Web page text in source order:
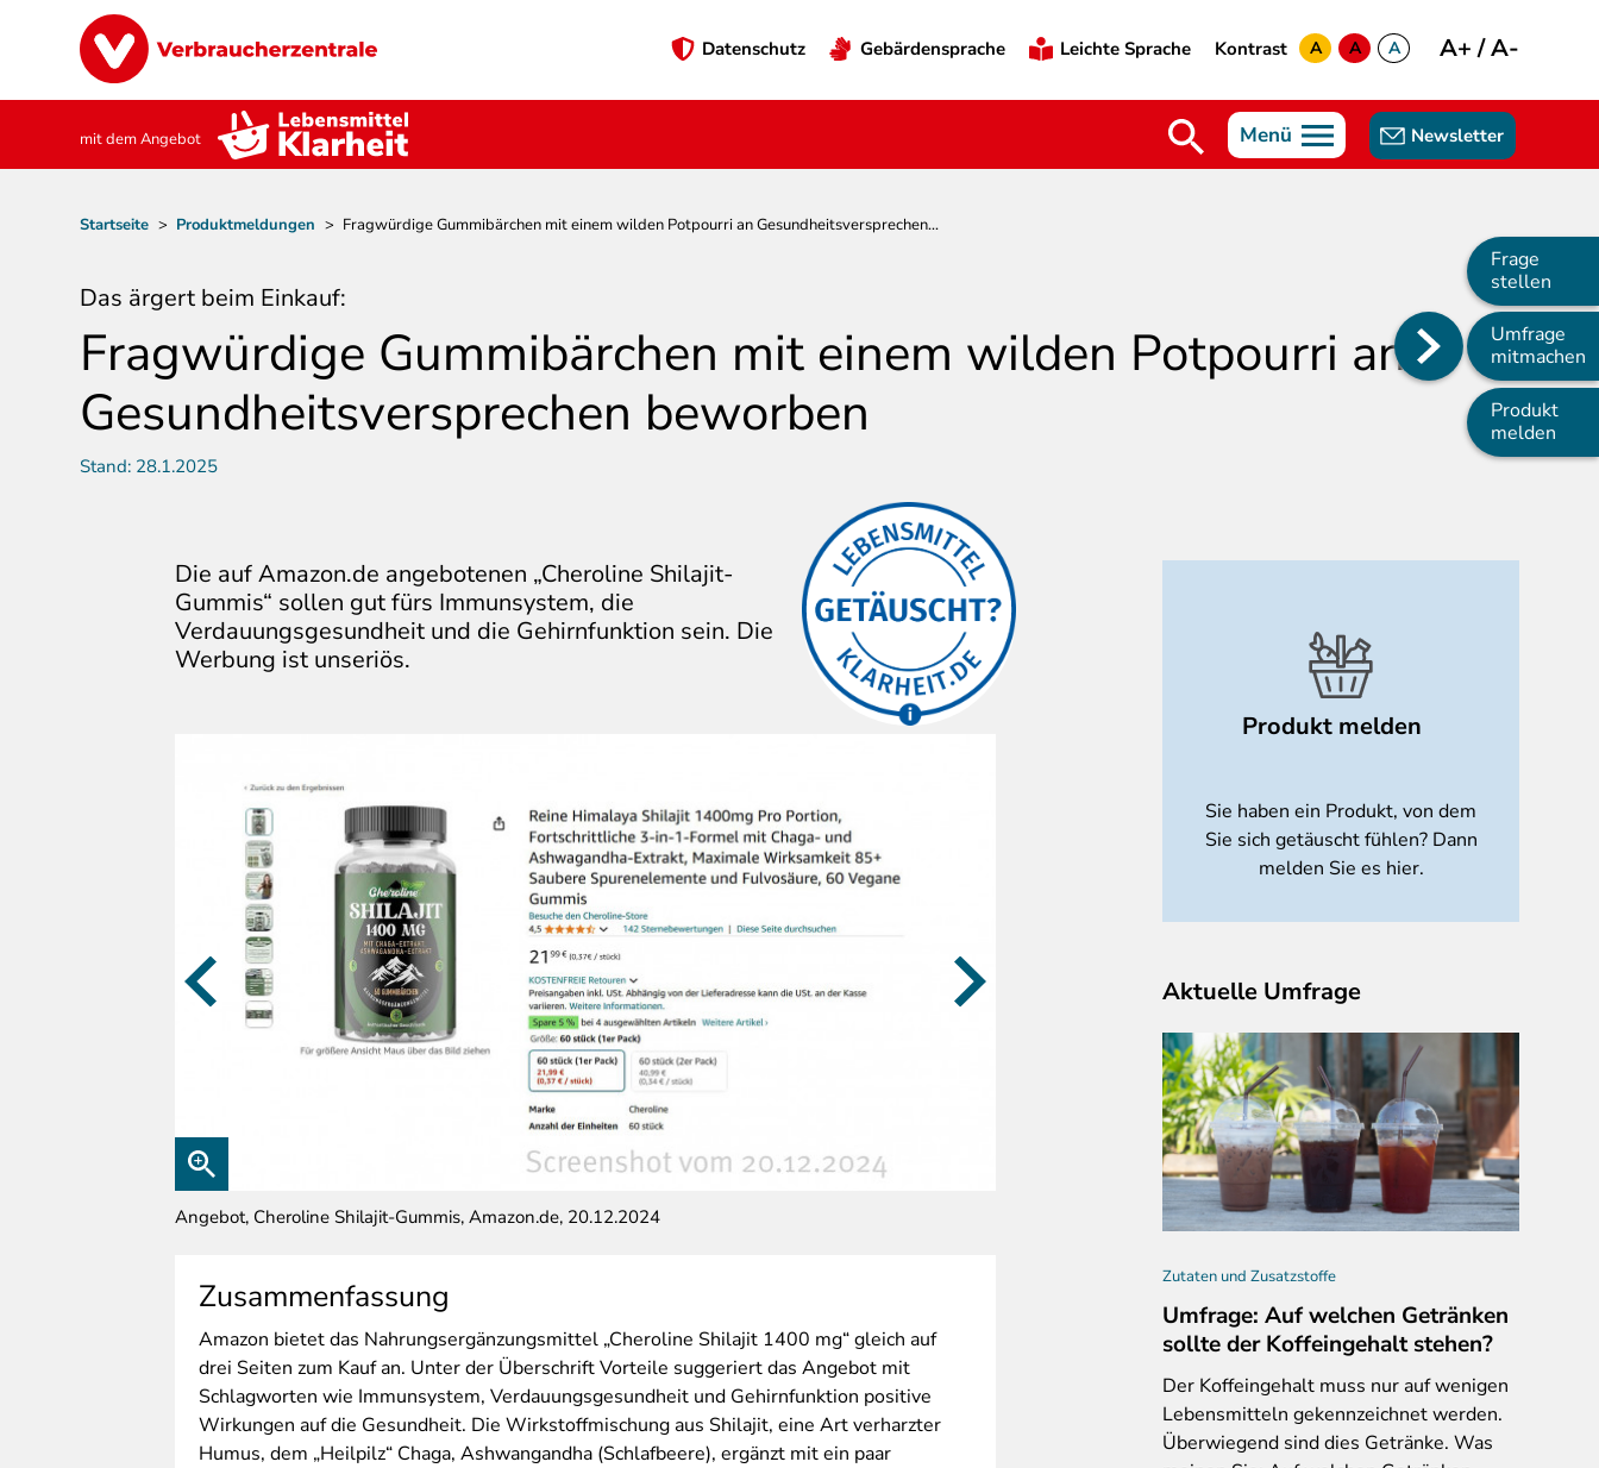
Image
Preheader
Datenschutz Gebärdensprache Leichte Sprache Kontrast
A
A
A
A+/A-
mit dem Angebot Menü Newsletter
Pfadnavigation
Startseite > Produktmeldungen > Fragwürdige Gummibärchen mit einem wilden Potpourri an Gesundheitsversprechen...
Main
navigation
Frage
stellen
Umfrage
mitmachen
Produkt
melden
Das ärgert beim Einkauf:
Fragwürdige Gummibärchen mit einem wilden Potpourri an
Gesundheitsversprechen beworben
Stand: 28.1.2025
Die auf Amazon.de angebotenen „Cheroline Shilajit-
Gummis“ sollen gut fürs Immunsystem, die
Verdauungsgesundheit und die Gehirnfunktion sein. Die
Werbung ist unseriös.
Über diese
Aussagen/Bilder ärgern
sich Verbraucher:innen.
Angebot, Cheroline Shilajit-Gummis, Amazon.de, 20.12.2024 Vorteile, Cheroline Shilajit-Gummis, Amazon.de, 20.12.2024
Zusammenfassung
Amazon bietet das Nahrungsergänzungsmittel „Cheroline Shilajit 1400 mg“ gleich auf
drei Seiten zum Kauf an. Unter der Überschrift Vorteile suggeriert das Angebot mit
Schlagworten wie Immunsystem, Verdauungsgesundheit und Gehirnfunktion positive
Wirkungen auf die Gesundheit. Die Wirkstoffmischung aus Shilajit, eine Art verharzter
Humus, dem „Heilpilz“ Chaga, Ashwangandha (Schlafbeere), ergänzt mit ein paar
Produkt melden
Sie haben ein Produkt, von dem
Sie sich getäuscht fühlen? Dann
melden Sie es hier.
Aktuelle Umfrage
Zutaten und Zusatzstoffe
Umfrage: Auf welchen Getränken
sollte der Koffeingehalt stehen?
Der Koffeingehalt muss nur auf wenigen
Lebensmitteln gekennzeichnet werden.
Überwiegend sind dies Getränke. Was